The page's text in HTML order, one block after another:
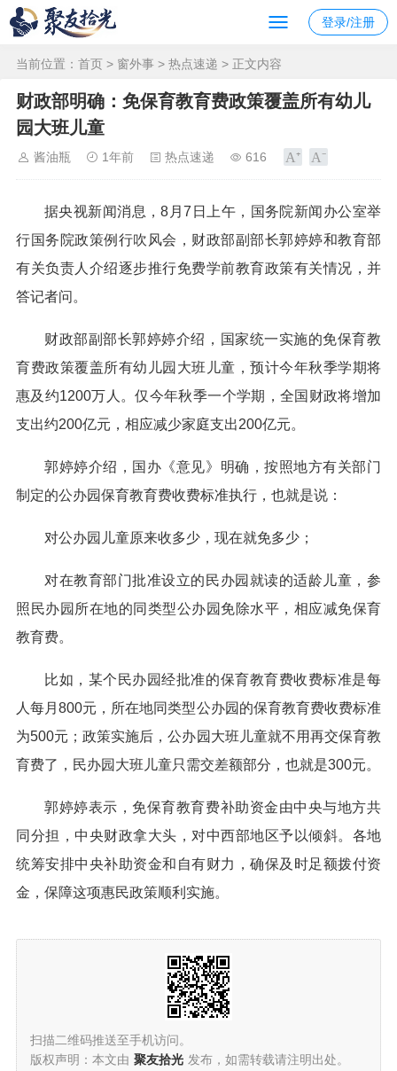
登录/注册
当前位置： 首页 > 窗外事 > 热点速递 > 正文内容
财政部明确：免保育教育费政策覆盖所有幼儿
园大班儿童
酱油瓶 1年前 热点速递 616
据央视新闻消息，8月7日上午，国务院新闻办公室举
行国务院政策例行吹风会，财政部副部长郭婷婷和教育部
有关负责人介绍逐步推行免费学前教育政策有关情况，并
答记者问。
财政部副部长郭婷婷介绍，国家统一实施的免保育教
育费政策覆盖所有幼儿园大班儿童，预计今年秋季学期将
惠及约1200万人。仅今年秋季一个学期，全国财政将增加
支出约200亿元，相应减少家庭支出200亿元。
郭婷婷介绍，国办《意见》明确，按照地方有关部门
制定的公办园保育教育费收费标准执行，也就是说：
对公办园儿童原来收多少，现在就免多少；
对在教育部门批准设立的民办园就读的适龄儿童，参
照民办园所在地的同类型公办园免除水平，相应减免保育
教育费。
比如，某个民办园经批准的保育教育费收费标准是每
人每月800元，所在地同类型公办园的保育教育费收费标准
为500元；政策实施后，公办园大班儿童就不用再交保育教
育费了，民办园大班儿童只需交差额部分，也就是300元。
郭婷婷表示，免保育教育费补助资金由中央与地方共
同分担，中央财政拿大头，对中西部地区予以倾斜。各地
统筹安排中央补助资金和自有财力，确保及时足额拨付资
金，保障这项惠民政策顺利实施。
扫描二维码推送至手机访问。
版权声明：本文由 聚友拾光 发布，如需转载请注明出处。